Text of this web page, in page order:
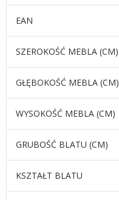
EAN
SZEROKOŚĆ MEBLA (CM)
GŁĘBOKOŚĆ MEBLA (CM)
WYSOKOŚĆ MEBLA (CM)
GRUBOŚĆ BLATU (CM)
KSZTAŁT BLATU